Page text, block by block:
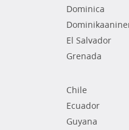
Dominica
El Salvador
Grenada
Chile
Ecuador
Guyana